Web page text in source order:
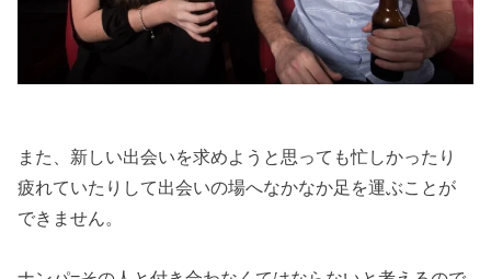
らため
い
› まとめ
また、新しい出会いを求めようと思っても忙しかったり
疲れていたりして出会いの場へなかなか足を運ぶことが
できません。